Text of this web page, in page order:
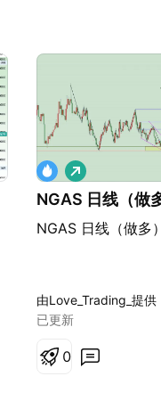
NGAS 日线
NGAS 日线（做多
做
多
由Love_Trading_提供
已更新
0